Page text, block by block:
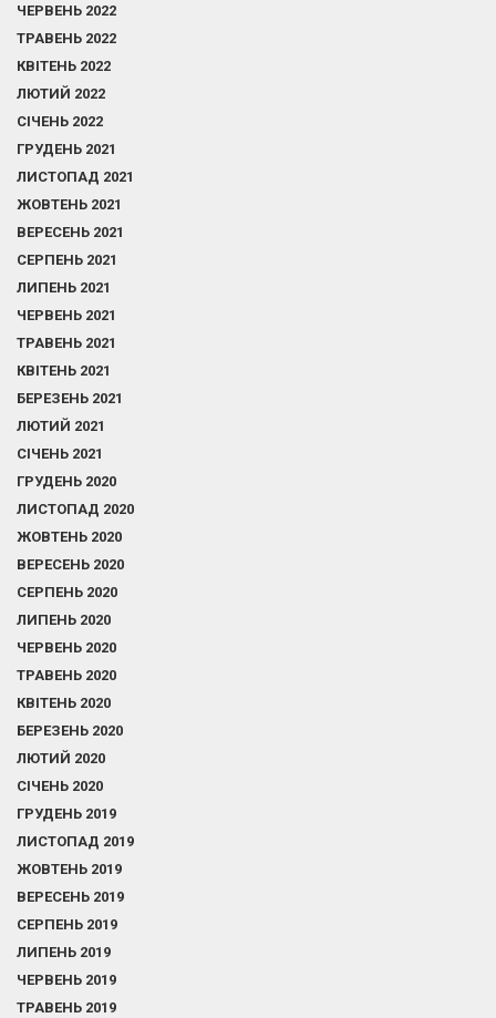
ЧЕРВЕНЬ 2022
ТРАВЕНЬ 2022
КВІТЕНЬ 2022
ЛЮТИЙ 2022
СІЧЕНЬ 2022
ГРУДЕНЬ 2021
ЛИСТОПАД 2021
ЖОВТЕНЬ 2021
ВЕРЕСЕНЬ 2021
СЕРПЕНЬ 2021
ЛИПЕНЬ 2021
ЧЕРВЕНЬ 2021
ТРАВЕНЬ 2021
КВІТЕНЬ 2021
БЕРЕЗЕНЬ 2021
ЛЮТИЙ 2021
СІЧЕНЬ 2021
ГРУДЕНЬ 2020
ЛИСТОПАД 2020
ЖОВТЕНЬ 2020
ВЕРЕСЕНЬ 2020
СЕРПЕНЬ 2020
ЛИПЕНЬ 2020
ЧЕРВЕНЬ 2020
ТРАВЕНЬ 2020
КВІТЕНЬ 2020
БЕРЕЗЕНЬ 2020
ЛЮТИЙ 2020
СІЧЕНЬ 2020
ГРУДЕНЬ 2019
ЛИСТОПАД 2019
ЖОВТЕНЬ 2019
ВЕРЕСЕНЬ 2019
СЕРПЕНЬ 2019
ЛИПЕНЬ 2019
ЧЕРВЕНЬ 2019
ТРАВЕНЬ 2019